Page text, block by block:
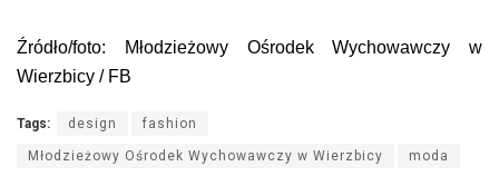
Źródło/foto: Młodzieżowy Ośrodek Wychowawczy w
Wierzbicy / FB
Tags: design fashion
Młodzieżowy Ośrodek Wychowawczy w Wierzbicy moda